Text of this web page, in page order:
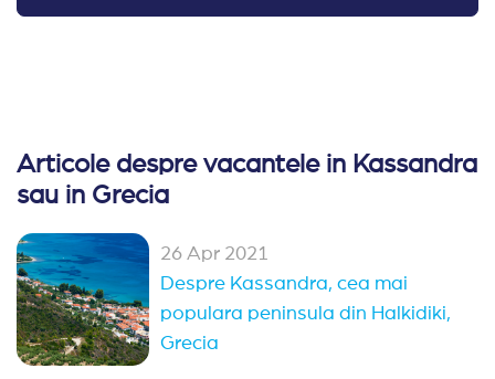
Articole despre vacantele in Kassandra
sau in Grecia
26 Apr 2021
Despre Kassandra, cea mai
populara peninsula din Halkidiki,
Grecia